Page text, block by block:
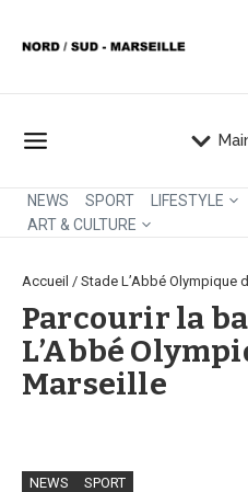
NEWS SPORT
LIFESTYLE
ART & CULTURE
Accueil / Stade L’Abbé Olympique
Parcourir la
L’Abbé
Marseille
NEWS SPORT